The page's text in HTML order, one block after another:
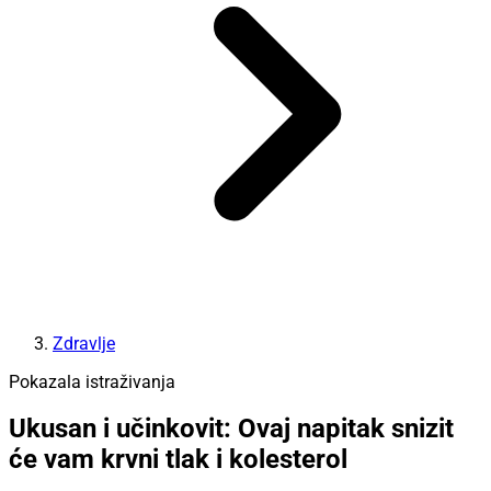
Zdravlje
Pokazala istraživanja
Ukusan i učinkovit: Ovaj napitak snizit
će vam krvni tlak i kolesterol